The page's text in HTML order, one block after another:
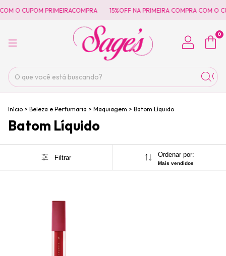
O CUPOM PRIMEIRACOMPRA 15%OFF NA PRIMEIRA COMPRA COM O
0
Início > Beleza e Perfumaria > Maquiagem > Batom Líquido
Batom Líquido
Filtrar Ordenar por:
Mais vendidos